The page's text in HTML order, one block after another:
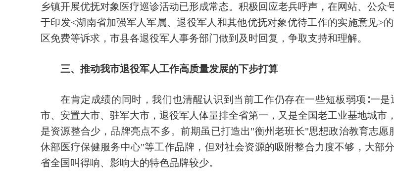
乡镇开展优抚对象医疗巡诊活动已形成常态。积极回应老兵呼声，在网站、公
于印发<湖南省加强军人军属、退役军人和其他优抚对象优待工作的实施意见>
区免费等诉求，市县各退役军人事务部门做到及时回复，争取支持和理解。
三、推动我市退役军人工作高质量发展的下步打算
在肯定成绩的同时，我们也清醒认识到当前工作仍存在一些短板弱项∶一
市、安置大市、驻军大市，退役军人体量排全省第一，又是全国老工业基地城
是资源整合少，品牌亮点不多。前期虽已打造出"衡州老班长"思想政治教育志
休部医疗保健服务中心"等工作品牌，但对社会资源的吸附整合力度不够，大部
省全国叫得响、影响大的特色品牌较少。